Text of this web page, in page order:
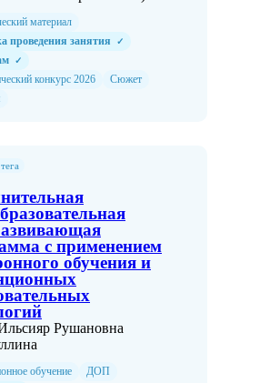
материал
проведения занятия
✓
✓
конкурс 2026
Сюжет
с применением
обучения и
Рушановна
обучение
ДОП